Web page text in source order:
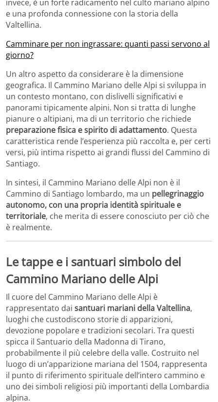
invece, è un forte radicamento nel culto mariano alpino
e una profonda connessione con la storia della
Valtellina.
Camminare per non ingrassare: quanti passi servono al
giorno?
Un altro aspetto da considerare è la dimensione
geografica. Il Cammino Mariano delle Alpi si sviluppa in
un contesto montano, con dislivelli significativi e
panorami tipicamente alpini. Non si tratta di lunghe
pianure o altipiani, ma di un territorio che richiede
preparazione fisica e spirito di adattamento. Questa
caratteristica rende l’esperienza più raccolta e, per certi
versi, più intima rispetto ai grandi flussi del Cammino di
Santiago.
In sintesi, il Cammino Mariano delle Alpi non è il
Cammino di Santiago lombardo, ma un pellegrinaggio
autonomo, con una propria identità spirituale e
territoriale, che merita di essere conosciuto per ciò che
è realmente.
Le tappe e i santuari simbolo del
Cammino Mariano delle Alpi
Il cuore del Cammino Mariano delle Alpi è
rappresentato dai santuari mariani della Valtellina,
luoghi che custodiscono storie di apparizioni,
devozione popolare e tradizioni secolari. Tra questi
spicca il Santuario della Madonna di Tirano,
probabilmente il più celebre della valle. Costruito nel
luogo di un’apparizione mariana del 1504, rappresenta
il punto di riferimento spirituale dell’intero cammino e
uno dei simboli religiosi più importanti della Lombardia
alpina.